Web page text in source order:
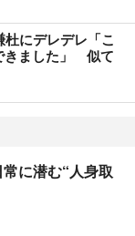
にデレデレ「こ
きました」 似て
に潜む“人身取